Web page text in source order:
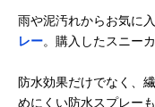
雨や泥汚れからお気に
レー。購入したスニー
防水効果だけでなく、
めにくい防水スプレー